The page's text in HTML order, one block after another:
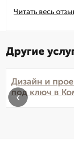
Читать весь
Другие
Дизайн и
под ключ в
‹